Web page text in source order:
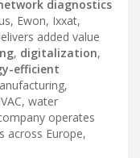
diagnostics
Ewon, Ixxat,
added value
, digitalization,
efficient
water
operates
across Europe,